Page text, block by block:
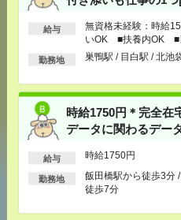
給与
無資格未経験：時給
いOK ■扶養内OK ■
以上
勤務地 巣鴨駅 / 目白駅 / 北池
時給1750円＊完全在
データに関わるデー
給与 時給1750円
勤務地
飯田橋駅から徒歩3分
徒歩7分
応募
気
シェア ツイ
あなたの閲覧履歴